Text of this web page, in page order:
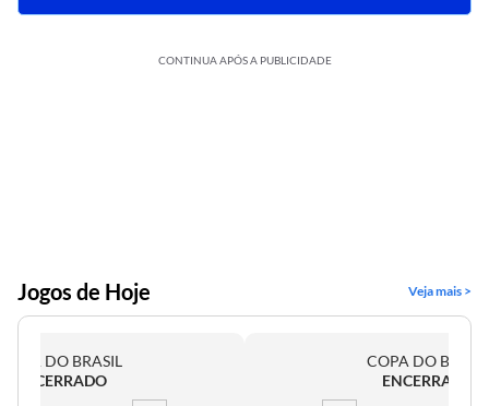
CONTINUA APÓS A PUBLICIDADE
Jogos de Hoje Veja mais >
DO BRASIL
ENCERRADO
COPA DO
ENCERRADO